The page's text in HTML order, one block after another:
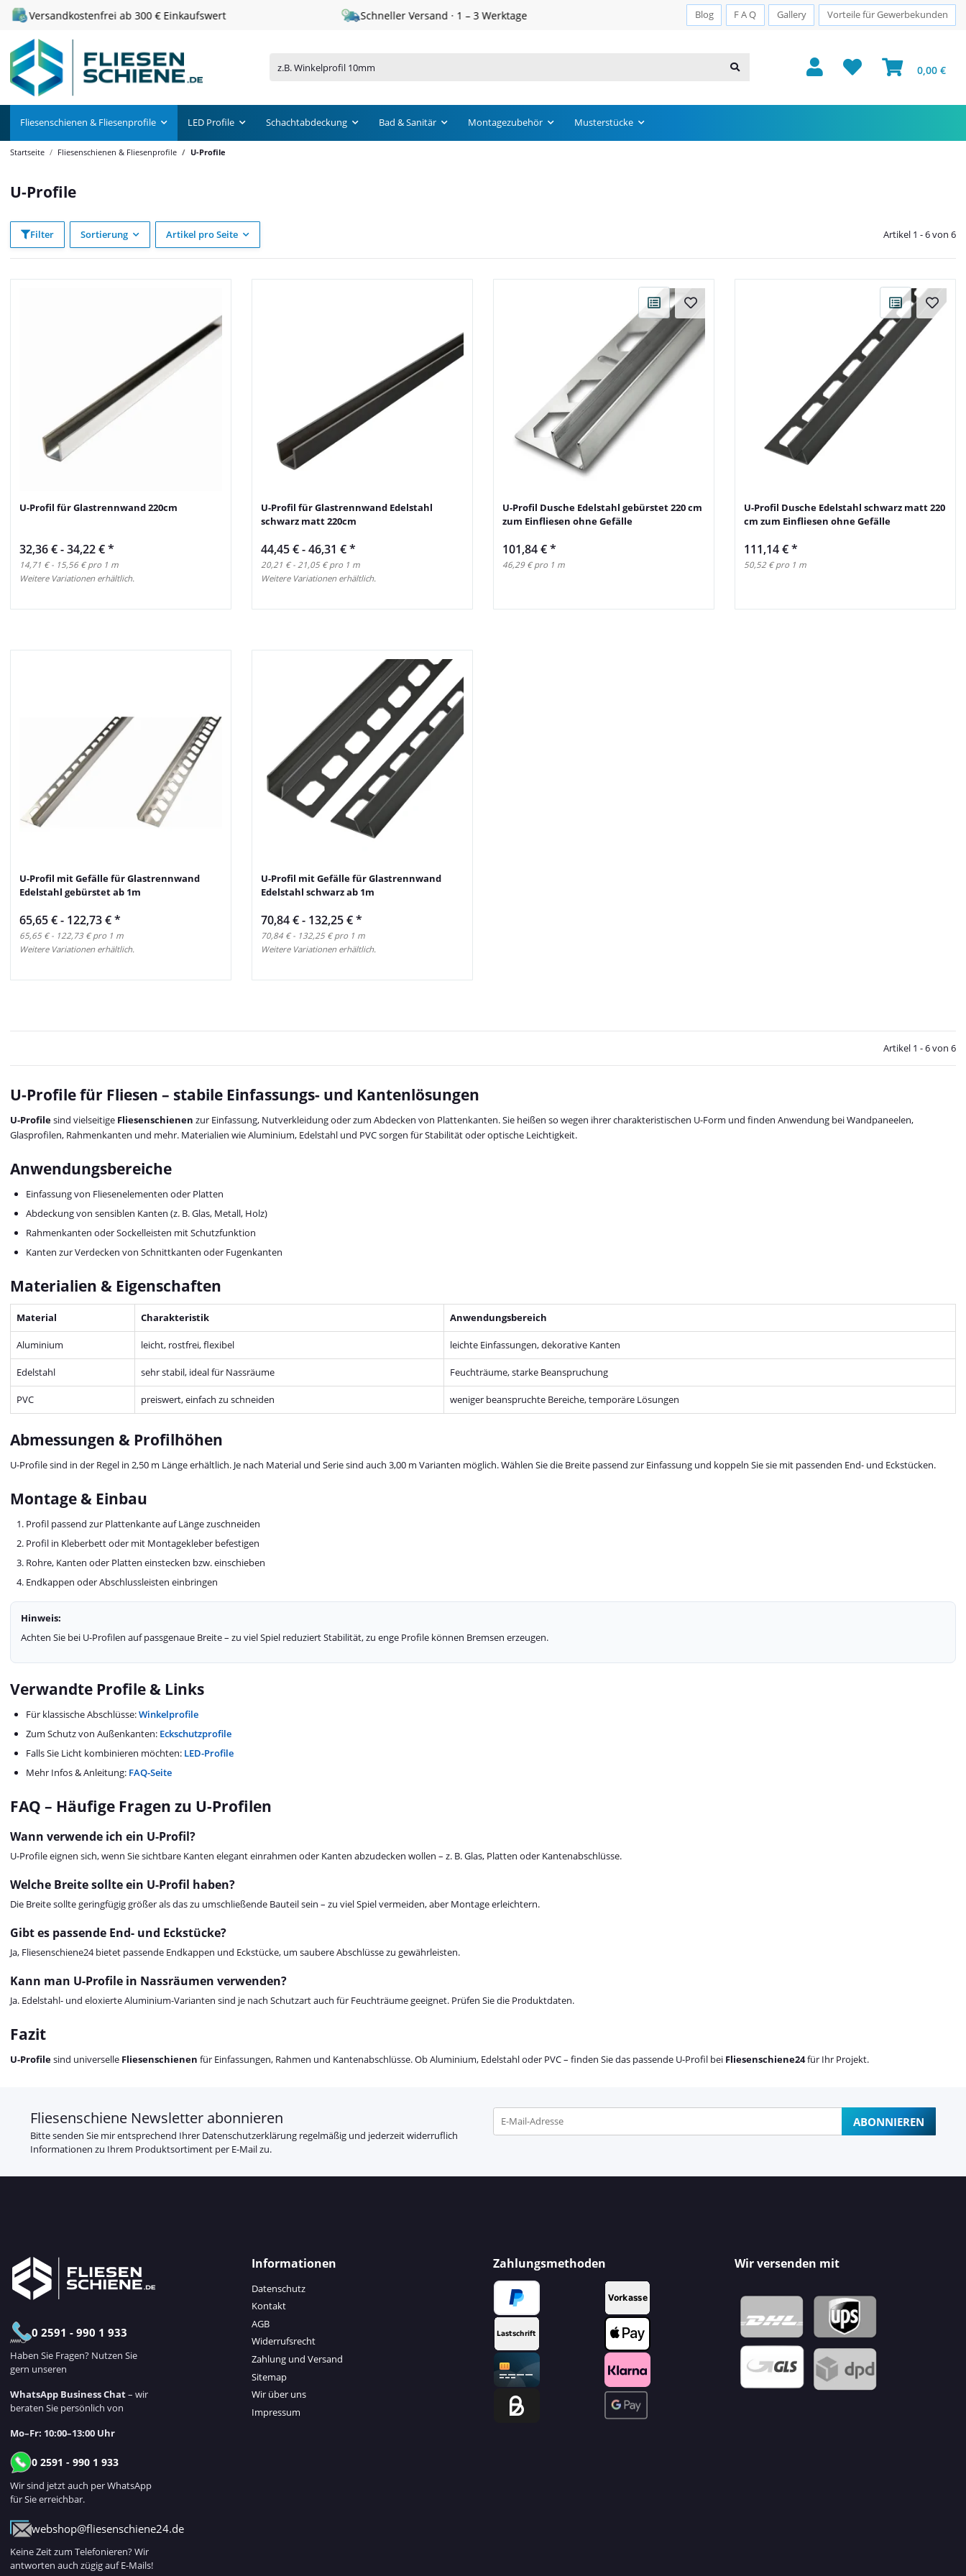
Blog F A Q Gallery Vorteile für Gewerbekunden
Versandkostenfrei ab 300 € Einkaufswert Schneller Versand · 1 – 3 Werktage Sichere Zahlung · PayPal · Klarna
0,00 €
Fliesenschienen & Fliesenprofile LED Profile Schachtabdeckung Bad & Sanitär Montagezubehör Musterstücke
Startseite Fliesenschienen & Fliesenprofile U-Profile
U-Profile
Filter Sortierung Artikel pro Seite Artikel 1 - 6 von 6
U-Profil für Glastrennwand 220cm
32,36 € -34,22 €*
14,71 € - 15,56 € pro 1 m
Weitere Variationen erhältlich.
U-Profil für Glastrennwand Edelstahl
schwarz matt 220cm
44,45 € -46,31 €*
20,21 € - 21,05 € pro 1 m
Weitere Variationen erhältlich.
U-Profil Dusche Edelstahl gebürstet 220 cm
zum Einfliesen ohne Gefälle
101,84 €*
46,29 € pro 1 m
U-Profil Dusche Edelstahl schwarz matt 220
cm zum Einfliesen ohne Gefälle
111,14 €*
50,52 € pro 1 m
U-Profil mit Gefälle für Glastrennwand
Edelstahl gebürstet ab 1m
65,65 € - 122,73 €*
65,65 € - 122,73 € pro 1 m
Weitere Variationen erhältlich.
U-Profil mit Gefälle für Glastrennwand
Edelstahl schwarz ab 1m
70,84 € - 132,25 €*
70,84 € - 132,25 € pro 1 m
Weitere Variationen erhältlich.
Artikel 1 - 6 von 6
U-Profile für Fliesen – stabile Einfassungs- und Kantenlösungen
U-Profilesind vielseitige Fliesenschienen zur Einfassung, Nutverkleidung oder zum Abdecken von Plattenkanten. Sie heißen so wegen ihrer charakteristischen U-Form und finden Anwendung bei Wandpaneelen,
Glasprofilen, Rahmenkanten und mehr. Materialien wie Aluminium, Edelstahl und PVC sorgen für Stabilität oder optische Leichtigkeit.
Anwendungsbereiche
Einfassung von Fliesenelementen oder Platten
Abdeckung von sensiblen Kanten (z. B. Glas, Metall, Holz)
Rahmenkanten oder Sockelleisten mit Schutzfunktion
Kanten zur Verdecken von Schnittkanten oder Fugenkanten
Materialien & Eigenschaften
Material Charakteristik Anwendungsbereich
Aluminium leicht, rostfrei, flexibel leichte Einfassungen, dekorative Kanten
Edelstahl sehr stabil, ideal für Nassräume Feuchträume, starke Beanspruchung
PVC preiswert, einfach zu schneiden weniger beanspruchte Bereiche, temporäre Lösungen
Abmessungen & Profilhöhen
U-Profile sind in der Regel in 2,50 m Länge erhältlich. Je nach Material und Serie sind auch 3,00 m Varianten möglich. Wählen Sie die Breite passend zur Einfassung und koppeln Sie sie mit passenden End- und Eckstücken.
Montage & Einbau
Profil passend zur Plattenkante auf Länge zuschneiden
Profil in Kleberbett oder mit Montagekleber befestigen
Rohre, Kanten oder Platten einstecken bzw. einschieben
Endkappen oder Abschlussleisten einbringen
Hinweis:
Achten Sie bei U-Profilen auf passgenaue Breite – zu viel Spiel reduziert Stabilität, zu enge Profile können Bremsen erzeugen.
Verwandte Profile & Links
Für klassische Abschlüsse:Winkelprofile
Zum Schutz von Außenkanten: Eckschutzprofile
Falls Sie Licht kombinieren möchten: LED-Profile
Mehr Infos & Anleitung: FAQ-Seite
FAQ – Häufige Fragen zu U-Profilen
Wann verwende ich ein U-Profil?
U-Profile eignen sich, wenn Sie sichtbare Kanten elegant einrahmen oder Kanten abzudecken wollen – z. B. Glas, Platten oder Kantenabschlüsse.
Welche Breite sollte ein U-Profil haben?
Die Breite sollte geringfügig größer als das zu umschließende Bauteil sein – zu viel Spiel vermeiden, aber Montage erleichtern.
Gibt es passende End- und Eckstücke?
Ja, Fliesenschiene24 bietet passende Endkappen und Eckstücke, um saubere Abschlüsse zu gewährleisten.
Kann man U-Profile in Nassräumen verwenden?
Ja. Edelstahl- und eloxierte Aluminium-Varianten sind je nach Schutzart auch für Feuchträume geeignet. Prüfen Sie die Produktdaten.
Fazit
U-Profilesind universelle Fliesenschienen für Einfassungen, Rahmen und Kantenabschlüsse. Ob Aluminium, Edelstahl oder PVC – finden Sie das passende U-Profil bei Fliesenschiene24für Ihr Projekt.
Fliesenschiene Newsletter abonnieren
Bitte senden Sie mir entsprechend Ihrer Datenschutzerklärung regelmäßig und jederzeit widerruflich
Informationen zu Ihrem Produktsortiment per E-Mail zu.
ABONNIEREN
0 2591 - 990 1 933
Haben Sie Fragen? Nutzen Sie
gern unseren
WhatsApp Business Chat– wir
beraten Sie persönlich von
Mo–Fr: 10:00–13:00 Uhr
0 2591 - 990 1 933
Wir sind jetzt auch per WhatsApp
für Sie erreichbar.
webshop@fliesenschiene24.de
Keine Zeit zum Telefonieren? Wir
antworten auch zügig auf E-Mails!
Informationen
Datenschutz
Kontakt
AGB
Widerrufsrecht
Zahlung und Versand
Sitemap
Wir über uns
Impressum
Zahlungsmethoden Wir versenden mit